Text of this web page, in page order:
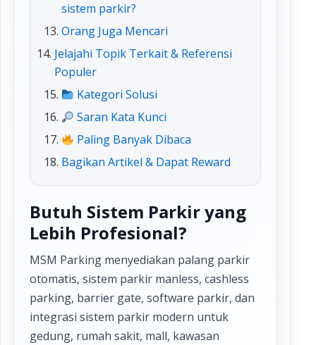
sistem parkir?
Orang Juga Mencari
Jelajahi Topik Terkait & Referensi
Populer
Kategori Solusi
Saran Kata Kunci
Paling Banyak Dibaca
Bagikan Artikel & Dapat Reward
Butuh Sistem Parkir yang
Lebih Profesional?
MSM Parking menyediakan palang parkir
otomatis, sistem parkir manless, cashless
parking, barrier gate, software parkir, dan
integrasi sistem parkir modern untuk
gedung, rumah sakit, mall, kawasan